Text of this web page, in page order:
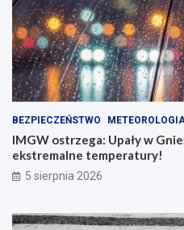
w
i
e
!
BEZPIECZEŃSTWO
IMGW ostrzega: Upały w
ekstremalne temperatury!
5 sierpnia 2026